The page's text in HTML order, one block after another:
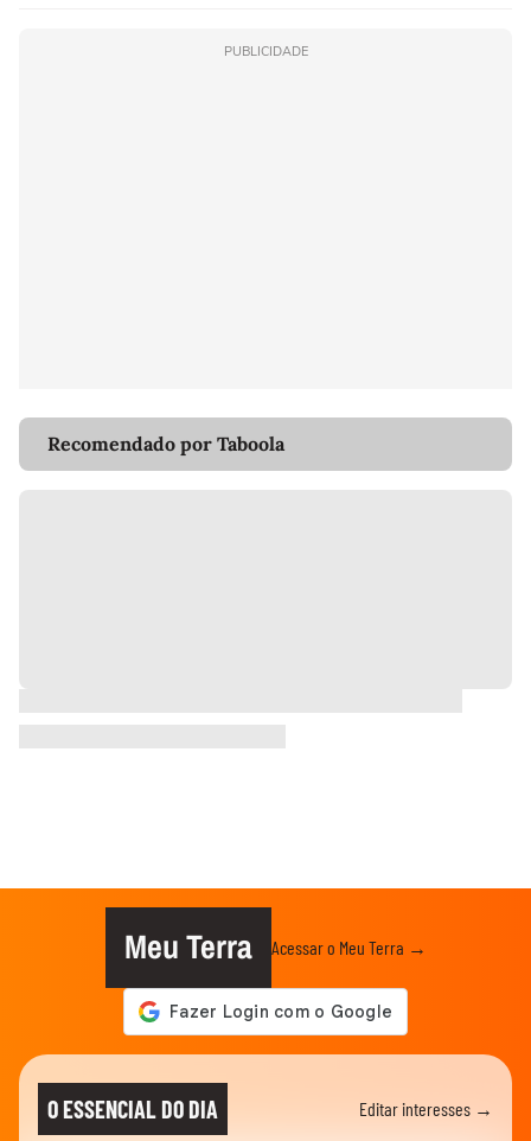
PUBLICIDADE
Recomendado por Taboola
Meu Terra Acessar o Meu Terra →
O ESSENCIAL DO DIA Editar interesses →